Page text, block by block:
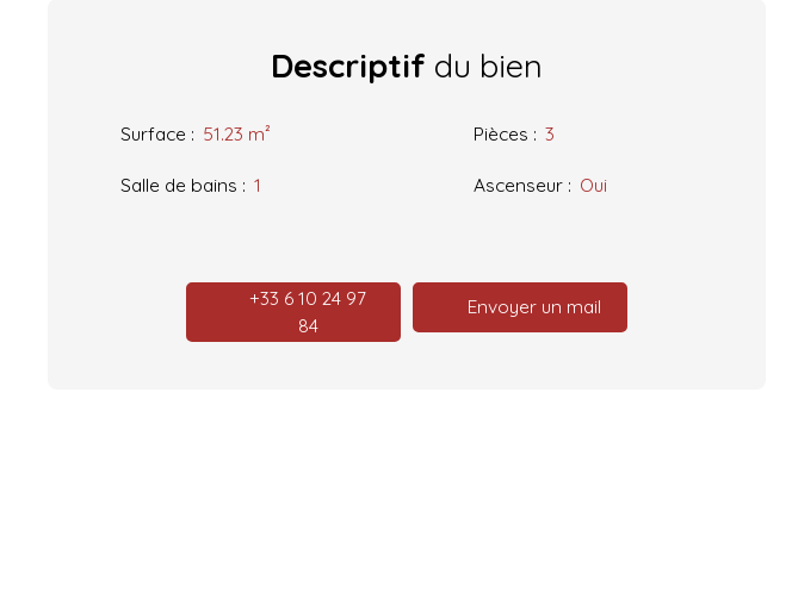
Descriptif du bien
Surface : 51.23 m² Pièces : 3
Salle de bains : 1 Ascenseur : Oui
+33 6 10 24 97
84
Envoyer un mail